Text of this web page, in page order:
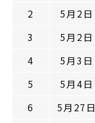
2
5月2日
3
5月2日
4
5月3日
5
5月4日
6
5月27日